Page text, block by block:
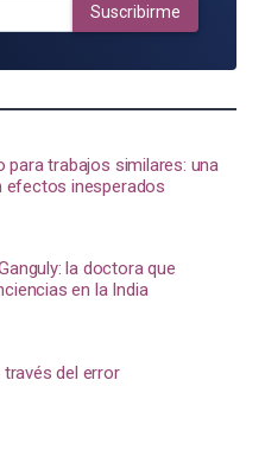
Suscribirme
para trabajos similares: una
efectos inesperados
la doctora que
en la India
través del error